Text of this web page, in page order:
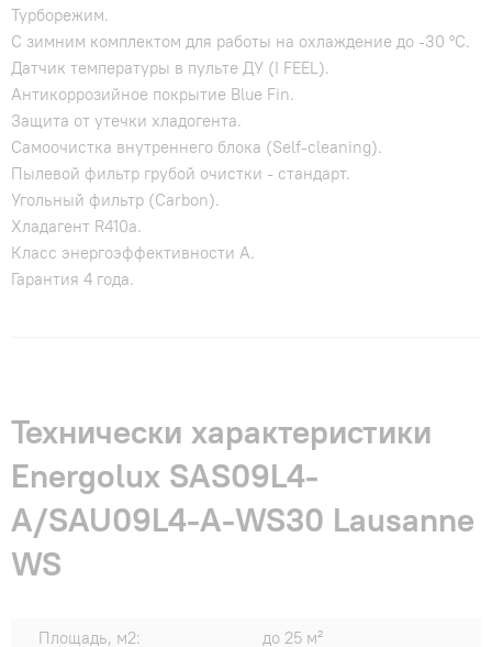
Турборежим.
С зимним комплектом для работы на охлаждение до -30 °C.
Датчик температуры в пульте ДУ (I FEEL).
Антикоррозийное покрытие Blue Fin.
Защита от утечки хладогента.
Самоочистка внутреннего блока (Self-cleaning).
Пылевой фильтр грубой очистки - стандарт.
Угольный фильтр (Carbon).
Хладагент R410a.
Класс энергоэффективности A.
Гарантия 4 года.
Технически характеристики
Energolux SAS09L4-
A/SAU09L4-A-WS30 Lausanne
WS
Площадь, м2:
до 25 м²